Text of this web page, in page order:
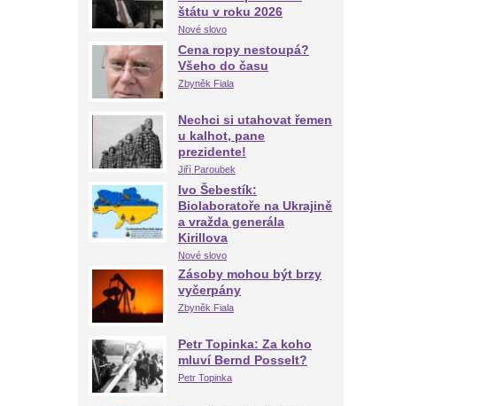
štátu v roku 2026
Nové slovo
Cena ropy nestoupá?
Všeho do času
Zbyněk Fiala
Nechci si utahovat řemen
u kalhot, pane
prezidente!
Jiří Paroubek
Ivo Šebestík:
Biolaboratoře na Ukrajině
a vražda generála
Kirillova
Nové slovo
Zásoby mohou být brzy
vyčerpány
Zbyněk Fiala
Petr Topinka: Za koho
mluví Bernd Posselt?
Petr Topinka